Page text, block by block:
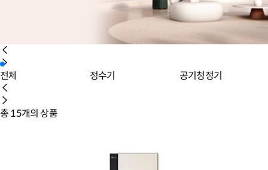
정수기 공기청정기
총 15개의 상품